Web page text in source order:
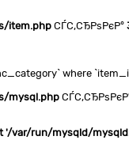
item.php СЃС‚СЂРѕРєР°
where
mysql.php
'/var/run/mysqld/